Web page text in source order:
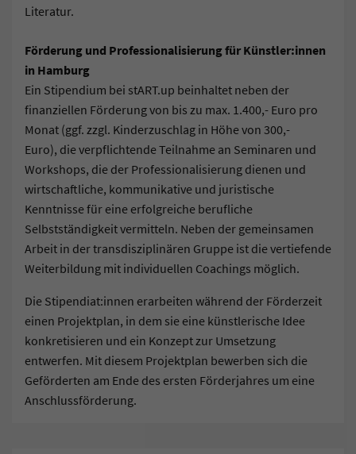
Literatur.
Förderung und Professionalisierung für Künstler:innen
in Hamburg
Ein Stipendium bei stART.up beinhaltet neben der
finanziellen Förderung von bis zu max. 1.400,- Euro pro
Monat (ggf. zzgl. Kinderzuschlag in Höhe von 300,-
Euro), die verpflichtende Teilnahme an Seminaren und
Workshops, die der Professionalisierung dienen und
wirtschaftliche, kommunikative und juristische
Kenntnisse für eine erfolgreiche berufliche
Selbstständigkeit vermitteln. Neben der gemeinsamen
Arbeit in der transdisziplinären Gruppe ist die vertiefende
Weiterbildung mit individuellen Coachings möglich.
Die Stipendiat:innen erarbeiten während der Förderzeit
einen Projektplan, in dem sie eine künstlerische Idee
konkretisieren und ein Konzept zur Umsetzung
entwerfen. Mit diesem Projektplan bewerben sich die
Geförderten am Ende des ersten Förderjahres um eine
Anschlussförderung.